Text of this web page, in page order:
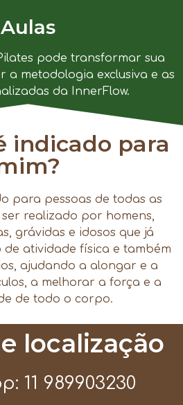
Aulas
pode transformar sua
a metodologia exclusiva e as
da InnerFlow.
indicado para
para pessoas de todas as
realizado por homens,
grávidas e idosos que já
atividade física e também
ajudando a alongar e a
a melhorar a força e a
de todo o corpo.
localização
11 989903230